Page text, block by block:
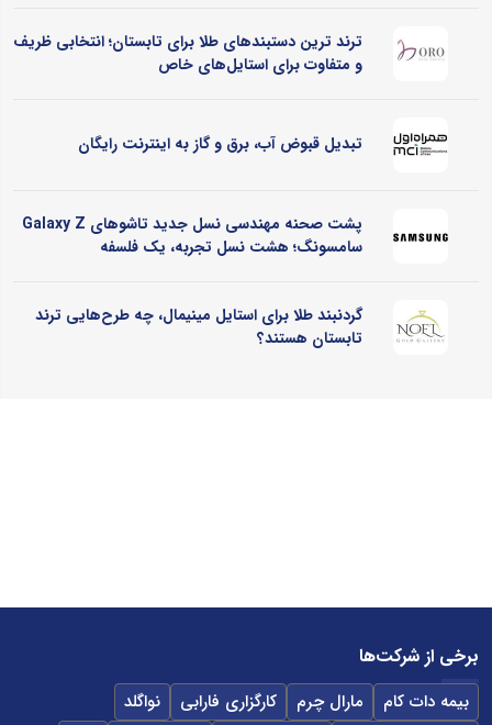
ترند ترین دستبندهای طلا برای تابستان؛ انتخابی ظریف
و متفاوت برای استایل‌های خاص
تبدیل قبوض آب، برق و گاز به اینترنت رایگان
پشت صحنه مهندسی نسل جدید تاشوهای Galaxy Z
سامسونگ؛ هشت نسل تجربه، یک فلسفه
گردنبند طلا برای استایل مینیمال، چه طرح‌هایی ترند
تابستان هستند؟
برخی از شرکت‌ها
بیمه دات کام مارال چرم کارگزاری فارابی
نواگلد